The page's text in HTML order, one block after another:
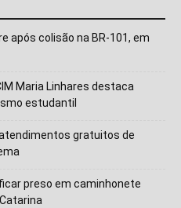
após colisão na BR-101, em
Maria Linhares destaca
estudantil
gratuitos de
preso em caminhonete